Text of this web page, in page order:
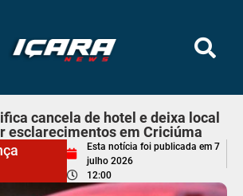
cancela de hotel e deixa local
esclarecimentos em Criciúma
Esta notícia foi publicada em 7
julho 2026
12:00